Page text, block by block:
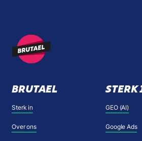
BRUTAEL
Sterk in
Over ons
STERK
GEO (AI)
Google Ads